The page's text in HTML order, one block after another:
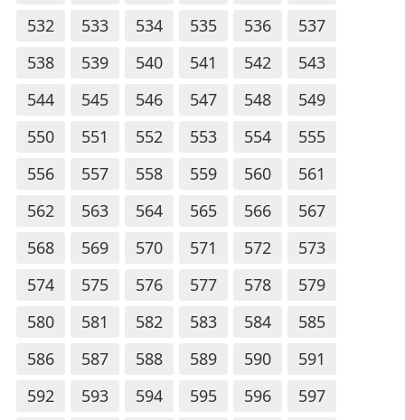
532
533 534 535 536
537
538
539 540 541 542
543
544
545 546 547 548
549
550
551 552 553 554
555
556
557 558 559 560
561
562
563 564 565 566
567
568
569 570 571 572
573
574
575 576 577 578
579
580
581 582 583 584
585
586
587 588 589 590
591
592
593 594 595 596
597